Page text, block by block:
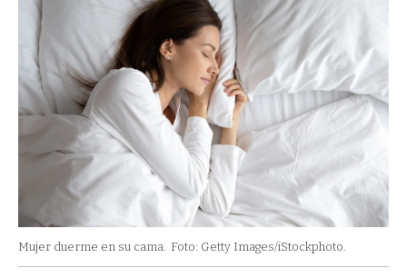
Mujer duerme en su cama. Foto: Getty Images/iStockphoto.